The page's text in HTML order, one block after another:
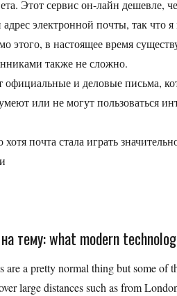
Этот сервис он-лайн дешевле,
электронной почты, так что
этого, в настоящее время
также не сложно.
и деловые письма,
или не могут пользоваться
хотя почта стала играть
на тему: what modern
are a pretty normal thing but some of
large distances such as from